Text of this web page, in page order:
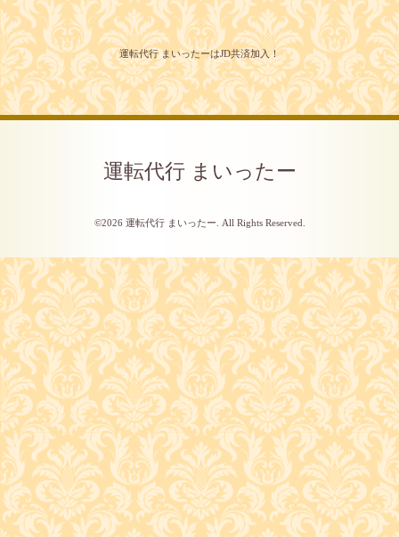
運転代行 まいったーはJD共済加入！
運転代行 まいったー
©2026 運転代行 まいったー . All Rights Reserved.